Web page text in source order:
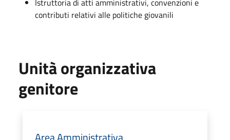
contributi relativi alle politiche giovanili
Unità organizzativa
genitore